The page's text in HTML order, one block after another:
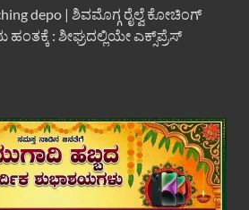
depo | ಶಿವಮೊಗ್ಗ ರೈಲ್ವೆ ಕೋಚಿಂಗ್
: ಶೀಘ್ರದಲ್ಲಿಯೇ ಎಕ್ಸ್‌ಪ್ರೆಸ್